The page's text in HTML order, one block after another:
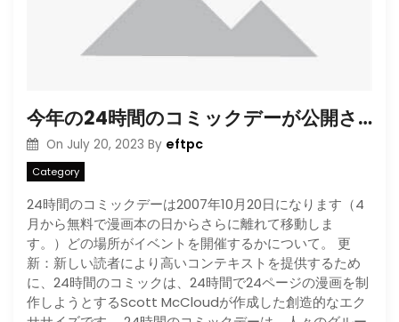
今年の24時間のコミックデーが公開された
On July 20, 2023 By eftpc
Category
24時間のコミックデーは2007年10月20日になります（4
月から無料で漫画本の日からさらに離れて移動しま
す。）どの場所がイベントを開催するかについて。 更
新：新しい読者により高いコンテキストを提供するため
に、24時間のコミックは、24時間で24ページの漫画を制
作しようとするScott McCloudが作成した創造的なエク